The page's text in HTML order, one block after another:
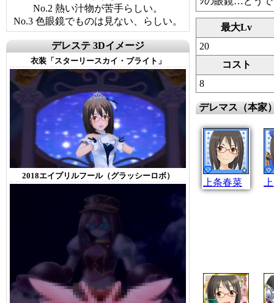
最大Lv
20
コスト
8
デレマス（本家
上条春菜
No.2 熱い汁物が苦手らしい。
No.3 色眼鏡でものは見ない、らしい。
デレステ 3Dイメージ
衣装「スターリースカイ・ブライト」
2018エイプリルフール（グラッシーロボ）